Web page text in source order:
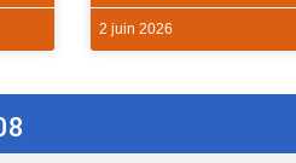
2 juin 2026